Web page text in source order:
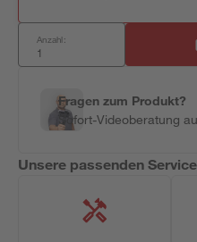
Anzahl:
Fragen zum Produkt?
Sofort-Videoberatung
Unsere passenden